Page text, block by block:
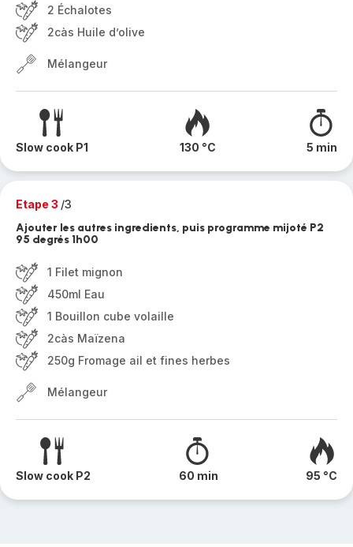
2 Échalotes
2càs Huile d’olive
Mélangeur
Slow cook P1 130 °C 5 min
Etape 3 /3
Ajouter les autres ingredients, puis programme mijoté P2
95 degrés 1h00
1 Filet mignon
450ml Eau
1 Bouillon cube volaille
2càs Maïzena
250g Fromage ail et fines herbes
Mélangeur
Slow cook P2 60 min 95 °C